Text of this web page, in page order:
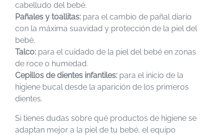
cabelludo del bebé.
Pañales y toallitas: para el cambio de pañal diario
con la máxima suavidad y protección de la piel del
bebé.
Talco: para el cuidado de la piel del bebé en zonas
de roce o humedad.
Cepillos de dientes infantiles: para el inicio de la
higiene bucal desde la aparición de los primeros
dientes.
Si tienes dudas sobre qué productos de higiene se
adaptan mejor a la piel de tu bebé, el equipo